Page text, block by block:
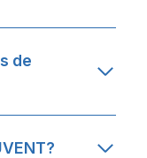
de